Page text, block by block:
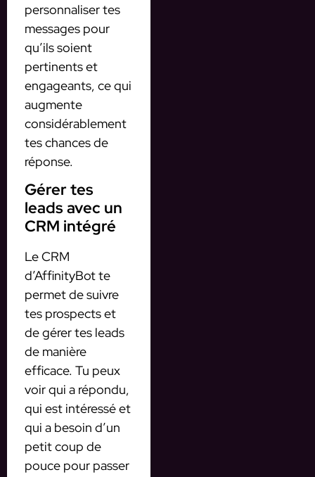
personnaliser tes
messages pour
qu’ils soient
pertinents et
engageants, ce qui
augmente
considérablement
tes chances de
réponse.
Gérer tes
leads avec un
CRM intégré
Le CRM
d’AffinityBot te
permet de suivre
tes prospects et
de gérer tes leads
de manière
efficace. Tu peux
voir qui a répondu,
qui est intéressé et
qui a besoin d’un
petit coup de
pouce pour passer